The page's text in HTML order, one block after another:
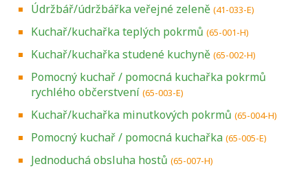
Údržbář/údržbářka veřejné zeleně (41-033-E)
Kuchař/kuchařka teplých pokrmů (65-001-H)
Kuchař/kuchařka studené kuchyně (65-002-H)
Pomocný kuchař / pomocná kuchařka pokrmů
rychlého občerstvení (65-003-E)
Kuchař/kuchařka minutkových pokrmů (65-004-H)
Pomocný kuchař / pomocná kuchařka (65-005-E)
Jednoduchá obsluha hostů (65-007-H)